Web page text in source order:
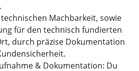
Machbarkeit, sowie
für den technisch fundierten
durch präzise Dokumentation
& Dokumentation: Du